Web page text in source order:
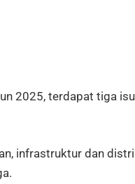
2025, terdapat tiga
infrastruktur dan